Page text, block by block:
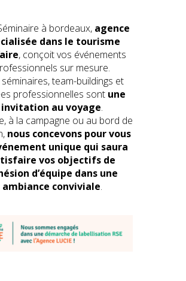
à bordeaux, agence
dans le tourisme
, conçoit vos événements
sur mesure.
team-buildings et
professionnelles sont une
invitation au voyage.
à la campagne ou au bord de
nous concevons pour vous
unique qui saura
vos objectifs de
d’équipe dans une
ambiance conviviale.